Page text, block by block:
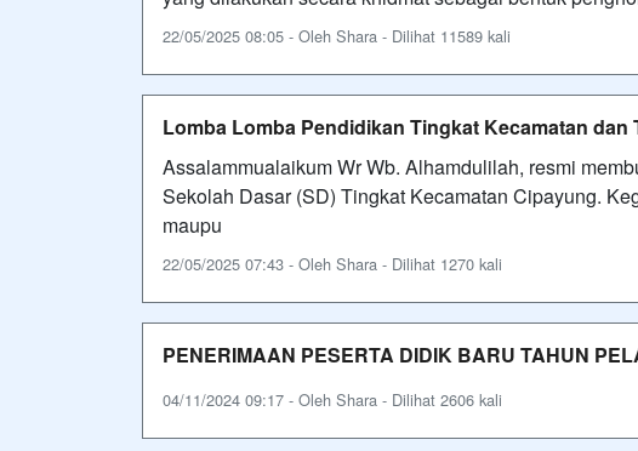
22/05/2025 08:05 - Oleh Shara - Dilihat 11589 kali
Lomba Lomba Pendidikan Tingkat Kecamatan dan
Assalammualaikum Wr Wb. Alhamdulilah, resmi
Sekolah Dasar (SD) Tingkat Kecamatan Cipayung.
maupu
22/05/2025 07:43 - Oleh Shara - Dilihat 1270 kali
PENERIMAAN PESERTA DIDIK BARU TAHUN
04/11/2024 09:17 - Oleh Shara - Dilihat 2606 kali